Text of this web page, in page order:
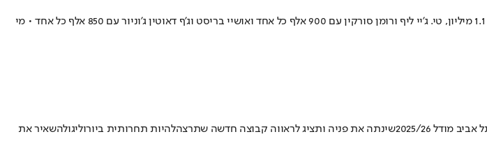
הכוכב החדש של הצהובים מרוויח 2.2 מיליון דולר ושכרו שווה כמעט רבע מכלל התקציב • ג'יילן הורד שני עם 1.1 מיליון, טי. ג'יי ליף ורומן סורקין עם 900 אלף כל אחד ואושיי בריסט וג'ף דאוטין ג'וניור עם 850 אלף כל אחד • מי
מודל 2025/26 שינתה את פניה ותציג לראווה קבוצה חדשה שתרצהלהיות תחרותית ביורוליגולהשאיר את